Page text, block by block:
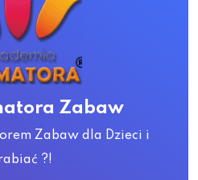
Zabaw
Zabaw dla Dzieci i
?!